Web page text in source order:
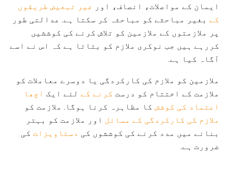
ایمان کے مواصلات، انصاف، اور
غیر تبعیض طریقوں
کے بغیر مباحثے کو مباحثہ کر سکتا ہے. عدالتی طور
پر ملازمتوں کے ملازمین کو تلاش کرنے کی کوششیں
کررہے ہیں جب نوکری ملازم کو بتاتا ہے کہ اس نے اسے
آگاہ کیا ہے.
ملازمین کو ملازم کی کارکردگی یا دوسرے معاملات کو
ملازمت کے اختتام کو درست کرنے کے لئے ایک اچھا
اعتماد کی کوشش کا مظاہرہ کرنا ہوگا. ملازمت کو
ملازم کی کارکردگی کے مسائل اور ملازمت کو بہتر
بنانے میں مدد کرنے کی کوششوں کی دستاویزات کی
ضرورت ہے.